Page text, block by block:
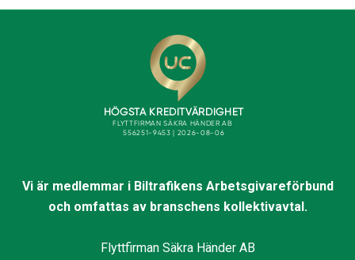
Vi är medlemmar i Biltrafikens Arbetsgivareförbund
och omfattas av branschens kollektivavtal.
Flyttfirman Säkra Händer AB